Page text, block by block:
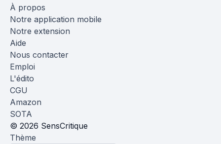
À propos
Notre application mobile
Notre extension
Aide
Nous contacter
Emploi
L'édito
CGU
Amazon
SOTA
© 2026 SensCritique
Thème